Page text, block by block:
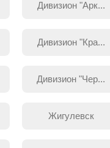
Дивизион "Арк...
Дивизион "Кра...
Дивизион "Чер...
Жигулевск